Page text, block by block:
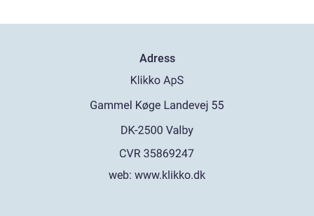
Adress
web: www.klikko.dk